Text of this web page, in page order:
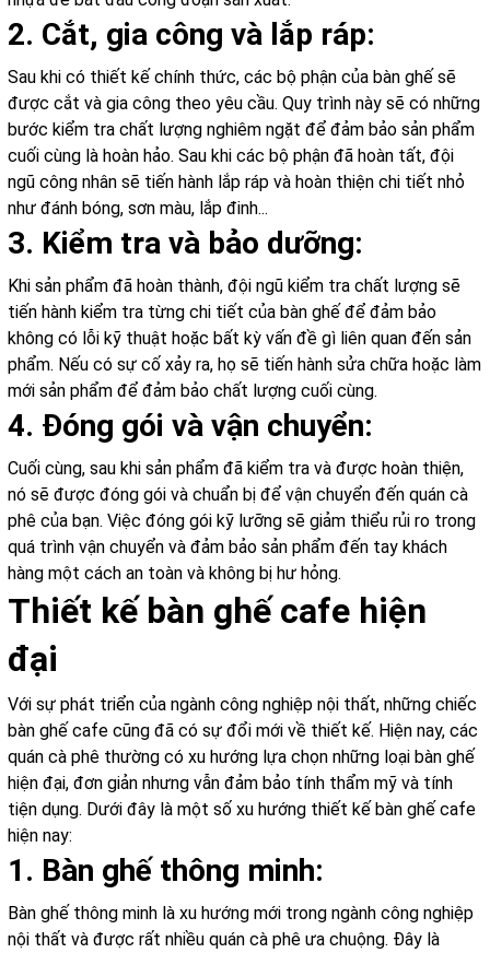
2. Cắt, gia công và lắp ráp:
Sau khi có thiết kế chính thức, các bộ phận của bàn ghế sẽ
được cắt và gia công theo yêu cầu. Quy trình này sẽ có những
bước kiểm tra chất lượng nghiêm ngặt để đảm bảo sản phẩm
cuối cùng là hoàn hảo. Sau khi các bộ phận đã hoàn tất, đội
ngũ công nhân sẽ tiến hành lắp ráp và hoàn thiện chi tiết nhỏ
như đánh bóng, sơn màu, lắp đinh...
3. Kiểm tra và bảo dưỡng:
Khi sản phẩm đã hoàn thành, đội ngũ kiểm tra chất lượng sẽ
tiến hành kiểm tra từng chi tiết của bàn ghế để đảm bảo
không có lỗi kỹ thuật hoặc bất kỳ vấn đề gì liên quan đến sản
phẩm. Nếu có sự cố xảy ra, họ sẽ tiến hành sửa chữa hoặc làm
mới sản phẩm để đảm bảo chất lượng cuối cùng.
4. Đóng gói và vận chuyển:
Cuối cùng, sau khi sản phẩm đã kiểm tra và được hoàn thiện,
nó sẽ được đóng gói và chuẩn bị để vận chuyển đến quán cà
phê của bạn. Việc đóng gói kỹ lưỡng sẽ giảm thiểu rủi ro trong
quá trình vận chuyển và đảm bảo sản phẩm đến tay khách
hàng một cách an toàn và không bị hư hỏng.
Thiết kế bàn ghế cafe hiện
đại
Với sự phát triển của ngành công nghiệp nội thất, những chiếc
bàn ghế cafe cũng đã có sự đổi mới về thiết kế. Hiện nay, các
quán cà phê thường có xu hướng lựa chọn những loại bàn ghế
hiện đại, đơn giản nhưng vẫn đảm bảo tính thẩm mỹ và tính
tiện dụng. Dưới đây là một số xu hướng thiết kế bàn ghế cafe
hiện nay:
1. Bàn ghế thông minh:
Bàn ghế thông minh là xu hướng mới trong ngành công nghiệp
nội thất và được rất nhiều quán cà phê ưa chuộng. Đây là